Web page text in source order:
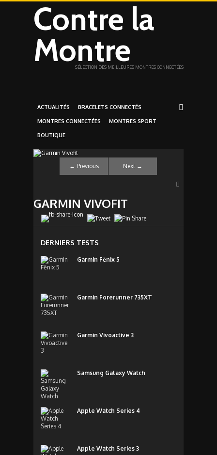
Contre la
Montre
SÉLECTION DES MEILLEURES MONTRES CONNECTÉES
ACTUALITÉS BRACELETS CONNECTÉS
MONTRES CONNECTÉES MONTRES SPORT
BOUTIQUE
← Previous Next →
GARMIN VIVOFIT
DERNIERS TESTS
Garmin Fēnix 5
Garmin Forerunner 735XT
Garmin Vivoactive 3
Samsung Galaxy Watch
Apple Watch Series 4
Apple Watch Series 3